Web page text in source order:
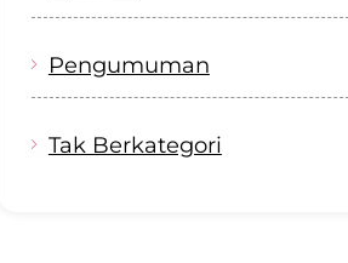
Pengumuman
Tak Berkategori